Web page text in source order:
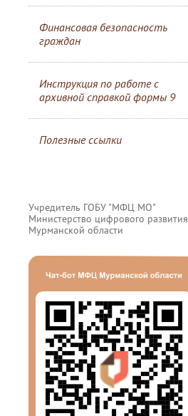
Финансовая безопасность
граждан
Инструкция по работе с
архивной справкой формы 9
Полезные ссылки
Учредитель ГОБУ "МФЦ МО"
Министерство цифрового развития
Мурманской области